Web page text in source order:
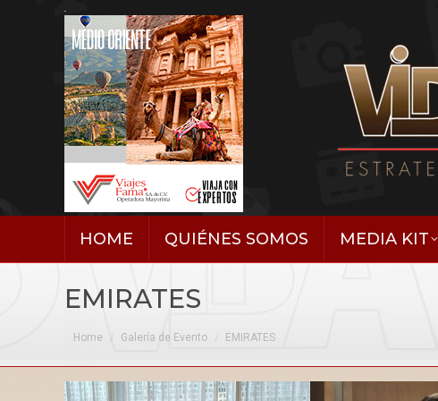
HOME QUIÉNES SOMOS MEDIA KIT
EMIRATES
Home Galería de Evento EMIRATES
Galería de Evento